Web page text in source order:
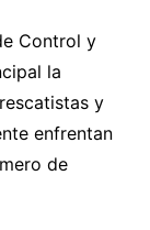
Control y
la
y
enfrentan
de